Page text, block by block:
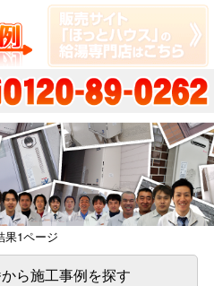
果1ページ
ら施工事例を探す